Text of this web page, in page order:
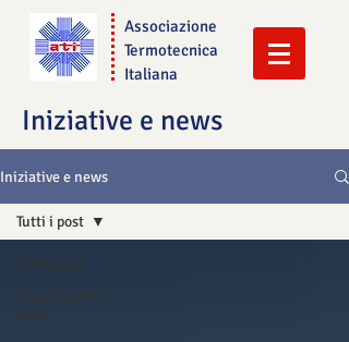
Associazione
Termotecnica
Italiana
Iniziative e news
Iniziative e news
congresso ati
2018
Tutti i post